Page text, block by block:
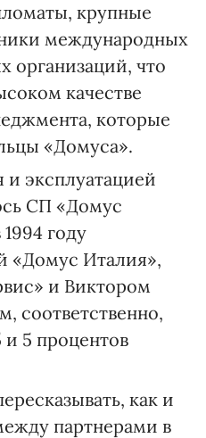
крупные
международных
организаций, что
качестве
которые
«Домуса».
и эксплуатацией
СП «Домус
году
«Домус Италия»,
и Виктором
соответственно,
5 процентов
как и
партнерами в